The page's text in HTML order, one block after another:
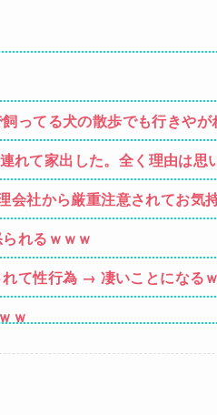
ってる犬の散歩でも行きやが
れて家出した。全く理由は思
ピー悪化しそう→
会社から厳重注意されてお気
れるｗｗｗ
て性行為 → 凄いことになる
ｗ
訴えます」
諸そば、箱根そば、しぶそば